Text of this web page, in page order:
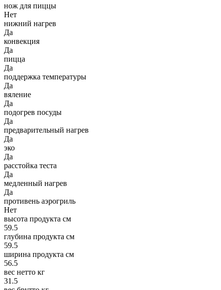
нож для пиццы
Нет
нижний нагрев
Да
конвекция
Да
пицца
Да
поддержка температуры
Да
вяление
Да
подогрев посуды
Да
предварительный нагрев
Да
эко
Да
расстойка теста
Да
медленный нагрев
Да
противень аэрогриль
Нет
высота продукта см
59.5
глубина продукта см
59.5
ширина продукта см
56.5
вес нетто кг
31.5